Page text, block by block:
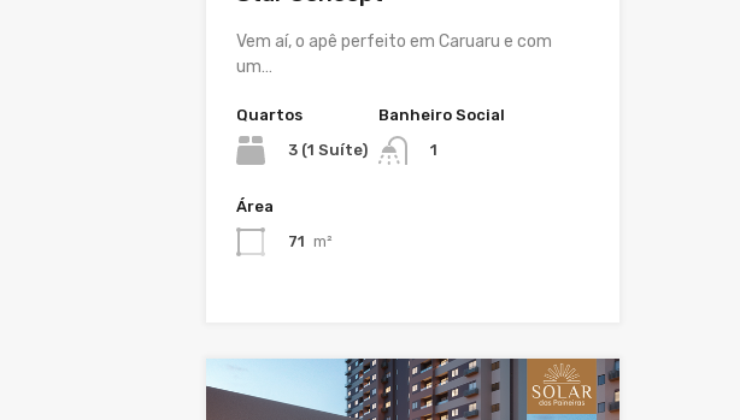
Vem aí, o apê perfeito em Caruaru e com
um…
Quartos
3 (1 Suíte)
Banheiro Social
1
Área
71 m²